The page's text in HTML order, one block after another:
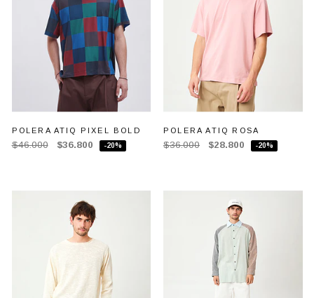
POLERA ATIQ PIXEL BOLD
$46.000 $36.800 -20%
POLERA ATIQ ROSA
$36.000 $28.800 -20%